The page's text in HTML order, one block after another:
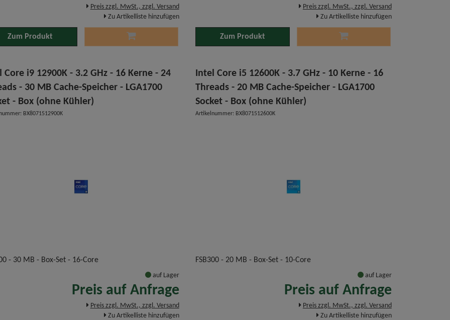
Preis zzgl. MwSt., zzgl. Versand
Zu Artikelliste hinzufügen
Zum Produkt
Preis zzgl. MwSt., zzgl. Versand
Zu Artikelliste hinzufügen
Zum Produkt
Core i9 12900K - 3.2 GHz - 16 Kerne - 24
- 30 MB Cache-Speicher - LGA1700
- Box (ohne Kühler)
BX8071512900K
- 30 MB - Box-Set - 16-Core
auf Lager
Preis auf Anfrage
Preis zzgl. MwSt., zzgl. Versand
Zu Artikelliste hinzufügen
Intel Core i5 12600K - 3.7 GHz - 10 Kerne - 16
Threads - 20 MB Cache-Speicher - LGA1700
Socket - Box (ohne Kühler)
Artikelnummer: BX8071512600K
FSB300 - 20 MB - Box-Set - 10-Core
auf Lager
Preis auf Anfrage
Preis zzgl. MwSt., zzgl. Versand
Zu Artikelliste hinzufügen